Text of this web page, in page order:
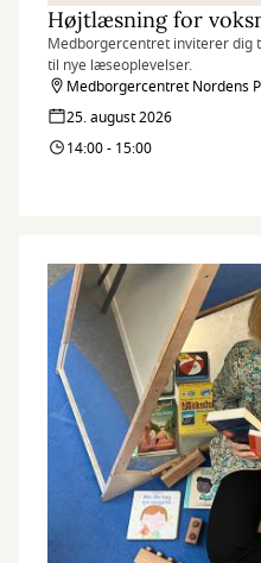
Højtlæsning for
Medborgercentret inviterer dig
til nye læseoplevelser.
Medborgercentret Nordens
25. august 2026
14:00 - 15:00